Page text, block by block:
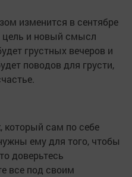
изменится в сентябре
цель и новый смысл
грустных вечеров и
поводов для грусти,
который сам по себе
ему для того, чтобы
доверьтесь
все под своим